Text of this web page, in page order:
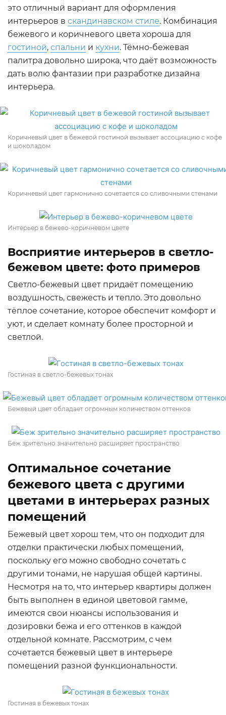
это отличный вариант для оформления
интерьеров в скандинавском стиле. Комбинация
бежевого и коричневого цвета хороша для
гостиной, спальни и кухни. Тёмно-бежевая
палитра довольно широка, что даёт возможность
дать волю фантазии при разработке дизайна
интерьера.
Коричневый цвет в бежевой гостиной вызывает ассоциацию с кофе
и шоколадом
Коричневый цвет гармонично сочетается со сливочными стенами
Интерьер в бежево-коричневом цвете
Восприятие интерьеров в светло-
бежевом цвете: фото примеров
Светло-бежевый цвет придаёт помещению
воздушность, свежесть и тепло. Это довольно
тёплое сочетание, которое обеспечит комфорт и
уют, и сделает комнату более просторной и
светлой.
Гостиная в светло-бежевых тонах
Бежевый цвет обладает огромным количеством оттенков
Беж зрительно значительно расширяет пространство
Оптимальное сочетание
бежевого цвета с другими
цветами в интерьерах разных
помещений
Бежевый цвет хорош тем, что он подходит для
отделки практически любых помещений,
поскольку его можно свободно сочетать с
другими тонами, не нарушая общей картины.
Несмотря на то, что интерьер квартиры должен
быть выполнен в единой цветовой гамме,
имеются свои нюансы использования и
дозировки бежа и его оттенков в каждой
отдельной комнате. Рассмотрим, с чем
сочетается бежевый цвет в интерьере
помещений разной функциональности.
Гостиная в бежевых тонах